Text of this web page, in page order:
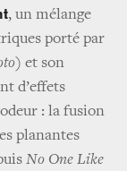
, un mélange
porté par
) et son
d’effets
: la fusion
planantes
No One Like